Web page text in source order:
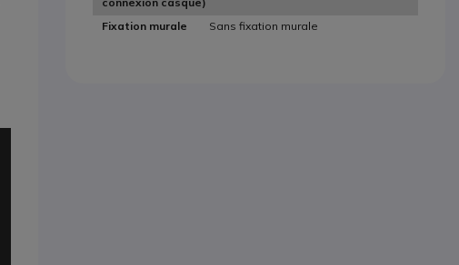
Fixation murale Sans fixation murale